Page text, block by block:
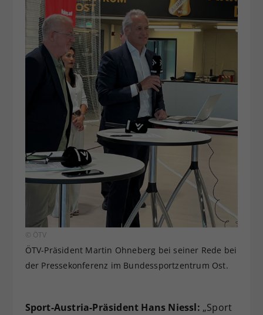
© ÖTV
ÖTV-Präsident Martin Ohneberg bei seiner Rede bei
der Pressekonferenz im Bundessportzentrum Ost.
Sport-Austria-Präsident Hans Niessl: „Sport